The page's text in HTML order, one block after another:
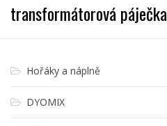
transformátorová páječka
Hořáky a náplně
DYOMIX